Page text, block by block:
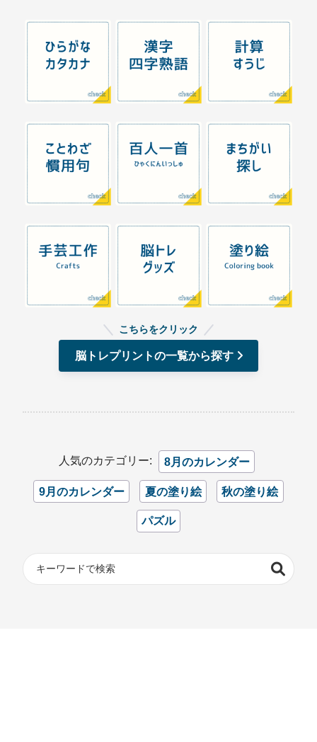
こちらをクリック
脳トレプリントの一覧から探す
人気のカテゴリー: 8月のカレンダー
9月のカレンダー 夏の塗り絵 秋の塗り絵
パズル